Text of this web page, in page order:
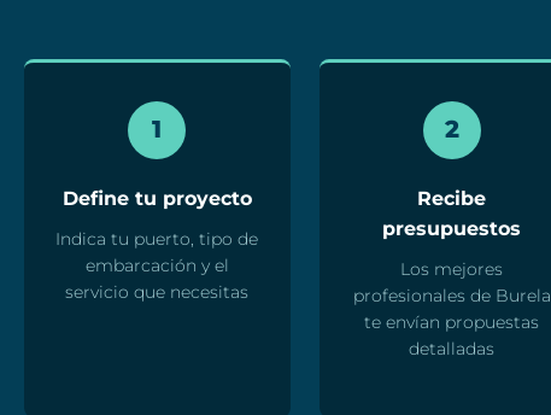
1
Define tu proyecto
Indica tu puerto, tipo de
embarcación y el
servicio que necesitas
2
Recibe
presupuestos
Los mejores
profesionales de Burela
te envían propuestas
detalladas